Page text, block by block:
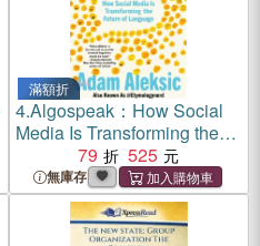
滿額折
4.Algospeak：How Social
Media Is Transforming the
Future of Language
79 525
無庫存